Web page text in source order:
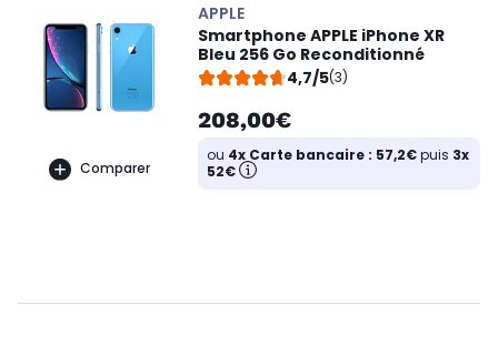
Comparer
APPLE
Smartphone APPLE iPhone XR
Bleu 256 Go Reconditionné
4,7/5(3)
208,00€
ou 4x Carte bancaire : 57,2€puis 3x
52€